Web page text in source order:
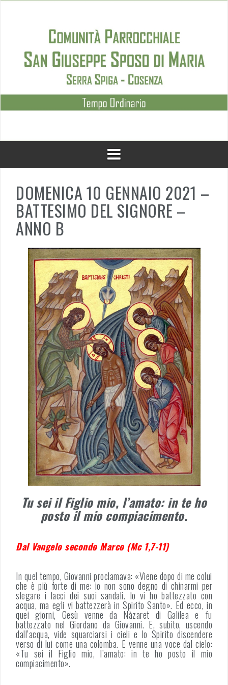
DOMENICA 10 GENNAIO 2021 –
BATTESIMO DEL SIGNORE –
ANNO B
Tu sei il Figlio mio, l’amato: in te ho
posto il mio compiacimento.
Dal Vangelo secondo Marco (Mc 1,7-11)
In quel tempo, Giovanni proclamava: «Viene dopo di me colui
che è più forte di me: io non sono degno di chinarmi per
slegare i lacci dei suoi sandali. Io vi ho battezzato con
acqua, ma egli vi battezzerà in Spirito Santo». Ed ecco, in
quei giorni, Gesù venne da Nàzaret di Galilea e fu
battezzato nel Giordano da Giovanni. E, subito, uscendo
dall’acqua, vide squarciarsi i cieli e lo Spirito discendere
verso di lui come una colomba. E venne una voce dal cielo:
«Tu sei il Figlio mio, l’amato: in te ho posto il mio
compiacimento».